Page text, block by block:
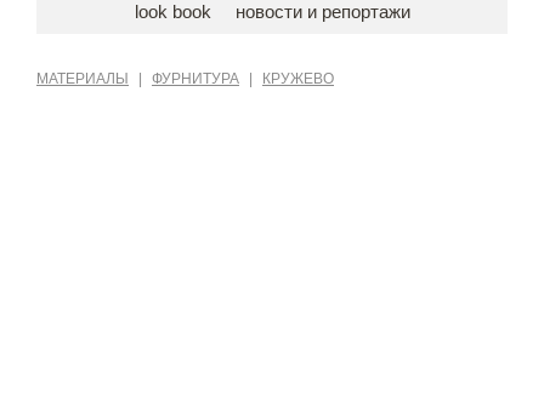
look book
новости и репортажи
МАТЕРИАЛЫ ФУРНИТУРА КРУЖЕВО